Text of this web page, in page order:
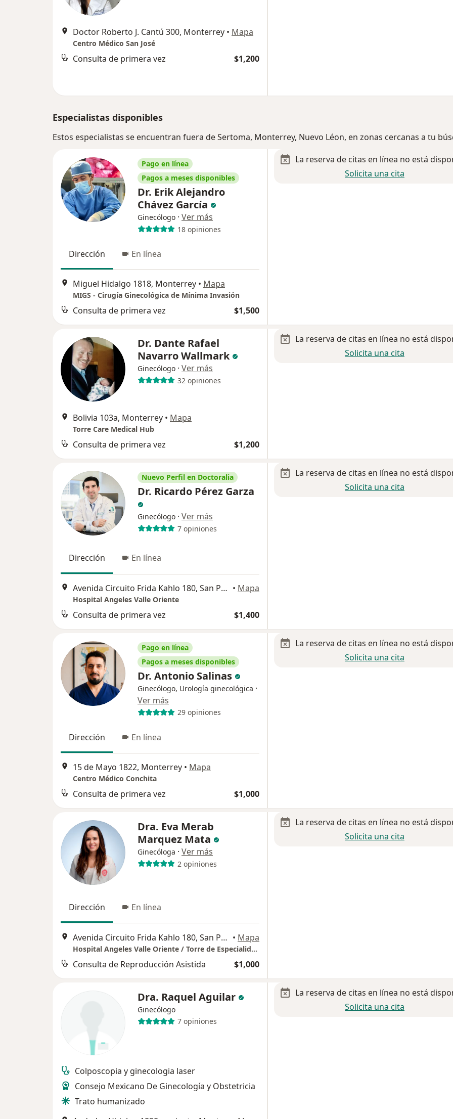
Doctor Roberto J. Cantú 300, Monterrey • Mapa
Centro Médico San José
Consulta de primera vez $1,200
Especialistas disponibles
Estos especialistas se encuentran fuera de Sertoma, Monterrey, Nuevo Léon, en zonas cercanas a tu
Pago en línea
Pagos a meses disponibles
Dr. Erik Alejandro
Chávez García
Ginecólogo · Ver más
18 opiniones
Dirección En línea
Miguel Hidalgo 1818, Monterrey • Mapa
MIGS - Cirugía Ginecológica de Mínima Invasión
Consulta de primera vez $1,500
La reserva de citas en línea no está
Solicita una cita
Dr. Dante Rafael
Navarro Wallmark
Ginecólogo · Ver más
32 opiniones
Bolivia 103a, Monterrey • Mapa
Torre Care Medical Hub
Consulta de primera vez $1,200
La reserva de citas en línea no está
Solicita una cita
Nuevo Perfil en Doctoralia
Dr. Ricardo Pérez Garza
Ginecólogo · Ver más
7 opiniones
Dirección En línea
Avenida Circuito Frida Kahlo 180, San Pedro Garza Garcia • Mapa
Hospital Angeles Valle Oriente
Consulta de primera vez $1,400
La reserva de citas en línea no está
Solicita una cita
Pago en línea
Pagos a meses disponibles
Dr. Antonio Salinas
Ginecólogo, Urología ginecológica ·
Ver más
29 opiniones
Dirección En línea
15 de Mayo 1822, Monterrey • Mapa
Centro Médico Conchita
Consulta de primera vez $1,000
La reserva de citas en línea no está
Solicita una cita
Dra. Eva Merab
Marquez Mata
Ginecóloga · Ver más
2 opiniones
Dirección En línea
Avenida Circuito Frida Kahlo 180, San Pedro Garza Garcia • Mapa
Hospital Angeles Valle Oriente / Torre de Especialidades
Consulta de Reproducción Asistida $1,000
La reserva de citas en línea no está
Solicita una cita
Dra. Raquel Aguilar
Ginecólogo
7 opiniones
Colposcopia y ginecologia laser
Consejo Mexicano De Ginecología y Obstetricia
Trato humanizado
La reserva de citas en línea no está
Solicita una cita